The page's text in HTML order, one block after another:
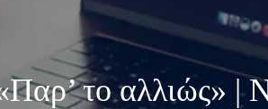
το αλλιώς» |